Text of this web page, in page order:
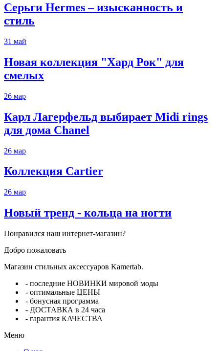
Серьги Hermes – изысканность и
стиль
31 май
Новая коллекция "Хард Рок" для
смелых
26 мар
Карл Лагерфельд выбирает Midi rings
для дома Chanel
26 мар
Коллекция Cartier
26 мар
Новый тренд - кольца на ногти
Понравился наш интернет-магазин?
Добро пожаловать
Магазин стильных аксессуаров Kamertab.
- последние НОВИНКИ мировой моды
- оптимальные ЦЕНЫ
- бонусная программа
- ДОСТАВКА в 24 часа
- гарантия КАЧЕСТВА
Меню